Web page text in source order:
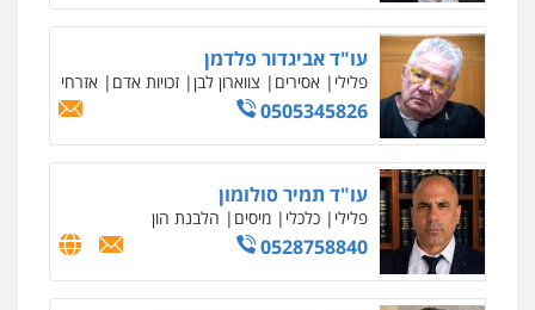
עו"ד אביגדור פלדמן
פלילי אסירים צווארון לבן זכויות אדם אזרחי
0505345826
עו"ד תמיר סולומון
פלילי כלכלי מיסים הלבנת הון
0528758840